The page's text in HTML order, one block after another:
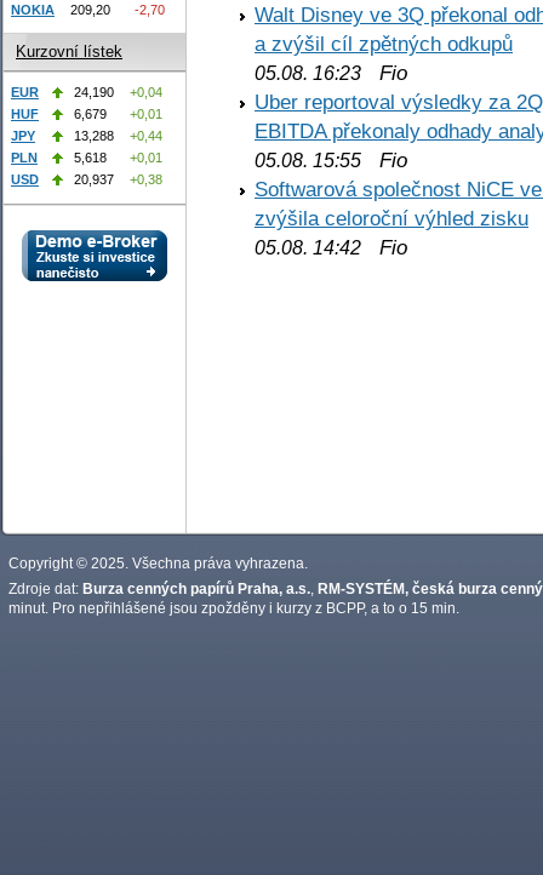
Walt Disney ve 3Q překonal
a zvýšil cíl zpětných odkupů
05.08. 16:23 Fio
Uber reportoval výsledky za
EBITDA překonaly odhady
05.08. 15:55 Fio
Softwarová společnost NiCE
zvýšila celoroční výhled zisku
05.08. 14:42 Fio
NOKIA
209,20 -2,70
Kurzovní lístek
EUR 24,190
+0,04
HUF
6,679
+0,01
JPY
13,288
+0,44
PLN
5,618
+0,01
USD
20,937 +0,38
Copyright © 2025. Všechna práva vyhrazena.
Zdroje dat: Burza cenných papírů Praha, a.s. RM-SYSTÉM, česká burza
minut. Pro nepřihlášené jsou zpožděny i kurzy z BCPP, a to o 15 min.